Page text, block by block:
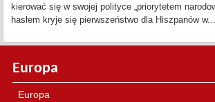
kierować się w swojej polityce „priorytetem
hasłem kryje się pierwszeństwo dla Hiszpanów w...
Europa
Europa